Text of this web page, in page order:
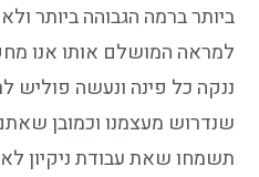
ביותר ברמה הגבוהה ביותר
למראה המושלם אותו אנו
ננקה כל פינה ונעשה פוליש
שנדרוש מעצמנו וכמובן
תשמחו שאת עבודת ניקיון